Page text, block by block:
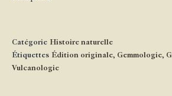
Catégorie Histoire naturelle
Étiquettes Édition originale, Gemmologie,
Vulcanologie